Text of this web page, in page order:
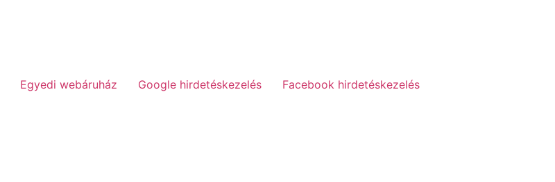
Egyedi webáruház Google hirdetéskezelés
Facebook hirdetéskezelés